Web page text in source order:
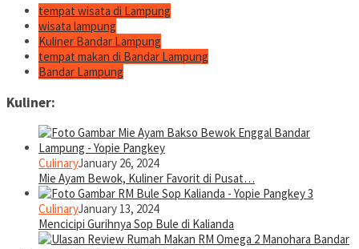
tempat wisata di Lampung
wisata lampung
Kuliner Bandar Lampung
tempat makan di Bandar Lampung
Bandar Lampung
Kuliner:
CulinaryJanuary 26, 2024
Mie Ayam Bewok, Kuliner Favorit di Pusat…
CulinaryJanuary 13, 2024
Mencicipi Gurihnya Sop Bule di Kalianda